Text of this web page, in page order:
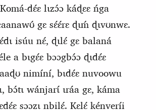
Komá‑dɛ́ɛ lɩzɔ́ɔ káɖɛɛ ńga
gɛ sɛ́ɛ́rɛ ɖɩḿ ɖɩvʊnwɛ.
isúu nɛ́, ɖɩlɛ́ gɛ balaná
a bɩgɛ́ɛ bɔɔgbɔ́ɔ ɖɩdɛ́ɛ
nimíní, bɩdɛ́ɛ nuvoowu
bɔ́tɩ wánjarɩ́ ɩráa gɛ, káma
sɔɔzɩ nbilɛ́. Kɛlɛ́ kénveríi